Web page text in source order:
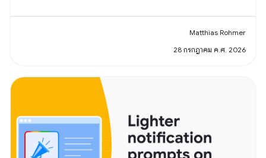
Matthias Rohmer
28 กรกฎาคม ค.ศ. 2026